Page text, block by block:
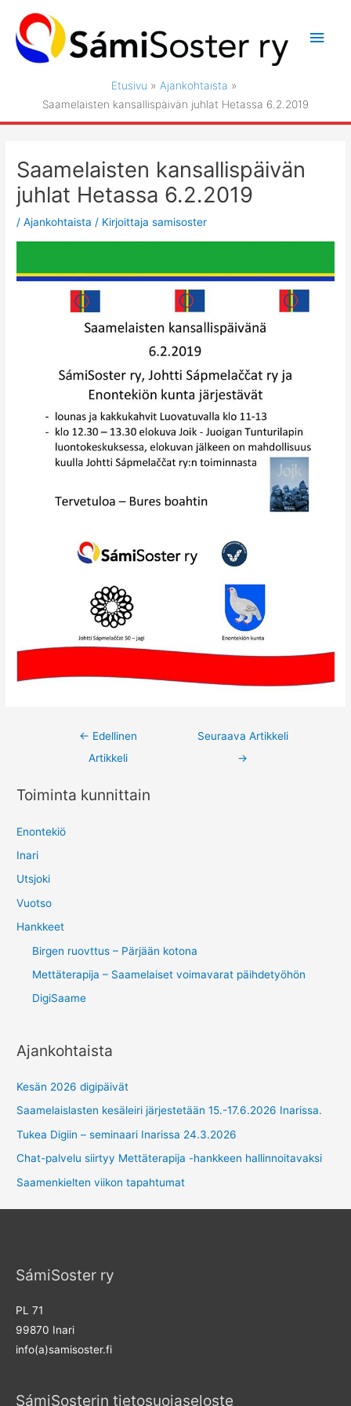
sisältöön
Etusivu
Ajankohtaista
Saamelaisten kansallispäivän juhlat Hetassa 6.2.2019
Saamelaisten kansallispäivän
juhlat Hetassa 6.2.2019
/Ajankohtaista / Kirjoittajasamisoster
navigation
← Edellinen
Artikkeli
Seuraava Artikkeli
→
Toiminta kunnittain
Enontekiö
Inari
Utsjoki
Vuotso
Hankkeet
Birgen ruovttus – Pärjään kotona
Mettäterapija – Saamelaiset voimavarat päihdetyöhön
DigiSaame
Ajankohtaista
Kesän 2026 digipäivät
Saamelaislasten kesäleiri järjestetään 15.-17.6.2026 Inarissa.
Tukea Digiin – seminaari Inarissa 24.3.2026
Chat-palvelu siirtyy Mettäterapija -hankkeen hallinnoitavaksi
Saamenkielten viikon tapahtumat
SámiSoster ry
PL 71
99870 Inari
info(a)samisoster.fi
SámiSosterin tietosuojaseloste